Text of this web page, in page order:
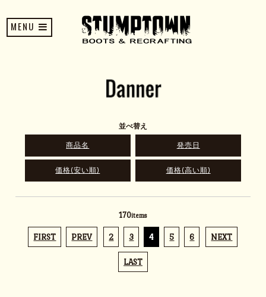
MENU
並べ替え
商品名 発売日
価格(安い順) 価格(高い順)
170items
FIRST PREV 2 3 4 5 6 NEXT
LAST